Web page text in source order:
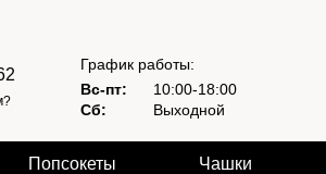
График работы:
Вс-пт:
10:00-18:00
Сб:
Выходной
Попсокеты Чашки